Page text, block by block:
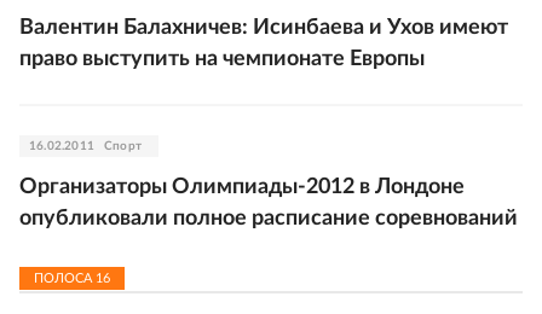
Валентин Балахничев: Исинбаева и Ухов имеют
право выступить на чемпионате Европы
16.02.2011 Спорт
Организаторы Олимпиады-2012 в Лондоне
опубликовали полное расписание соревнований
ПОЛОСА 16